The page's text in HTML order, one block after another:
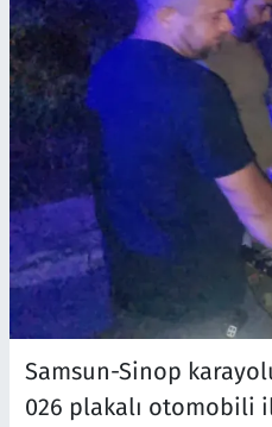
Samsun-Sinop
026 plakalı otomobili